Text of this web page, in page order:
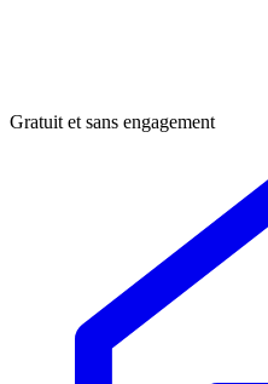
Gratuit et sans engagement